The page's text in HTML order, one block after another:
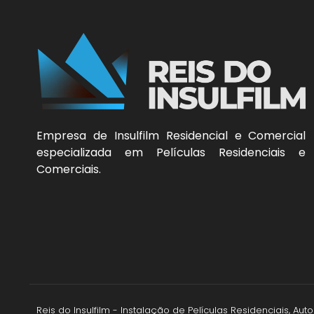
Empresa de Insulfilm Residencial e Comercial
especializada em Películas Residenciais e
Comerciais.
Reis do Insulfilm - Instalação de Películas Residenciais,